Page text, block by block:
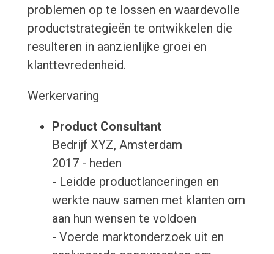
problemen op te lossen en waardevolle
productstrategieën te ontwikkelen die
resulteren in aanzienlijke groei en
klanttevredenheid.
Werkervaring
Product Consultant
Bedrijf XYZ, Amsterdam
2017 - heden
- Leidde productlanceringen en
werkte nauw samen met klanten om
aan hun wensen te voldoen
- Voerde marktonderzoek uit en